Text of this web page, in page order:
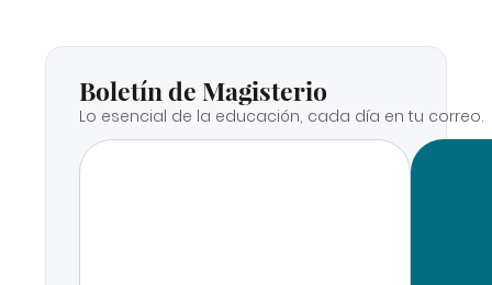
Boletín de Magisterio
Lo esencial de la educación, cada día en tu correo.